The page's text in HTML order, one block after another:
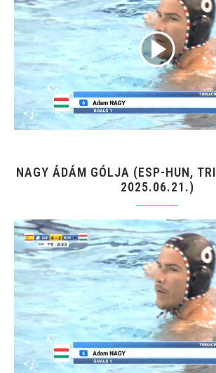
NAGY ÁDÁM GÓLJA (ESP-HUN,
2025.06.21.)